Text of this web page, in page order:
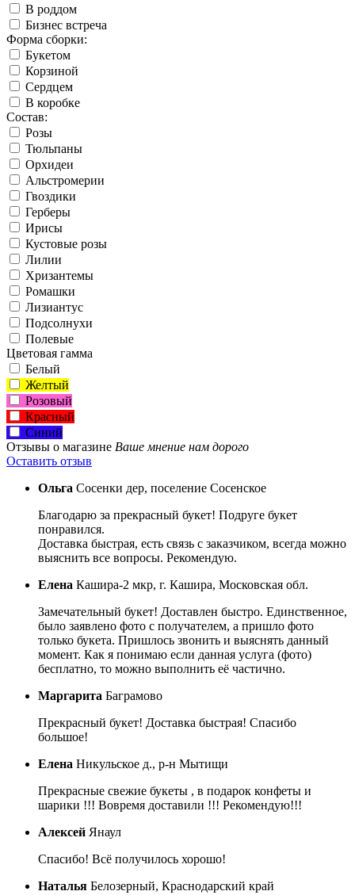
В роддом
Бизнес встреча
Форма сборки:
Букетом
Корзиной
Сердцем
В коробке
Состав:
Розы
Тюльпаны
Орхидеи
Альстромерии
Гвоздики
Герберы
Ирисы
Кустовые розы
Лилии
Хризантемы
Ромашки
Лизиантус
Подсолнухи
Полевые
Цветовая гамма
Белый
Желтый
Розовый
Красный
Синий
Отзывы о магазине Ваше мнение нам дорого
Оставить отзыв
Ольга Сосенки дер, поселение Сосенское
Благодарю за прекрасный букет! Подруге букет
понравился.
Доставка быстрая, есть связь с заказчиком, всегда можно
выяснить все вопросы. Рекомендую.
Елена Кашира-2 мкр, г. Кашира, Московская обл.
Замечательный букет! Доставлен быстро. Единственное,
было заявлено фото с получателем, а пришло фото
только букета. Пришлось звонить и выяснять данный
момент. Как я понимаю если данная услуга (фото)
бесплатно, то можно выполнить её частично.
Маргарита Баграмово
Прекрасный букет! Доставка быстрая! Спасибо
большое!
Елена Никульское д., р-н Мытищи
Прекрасные свежие букеты , в подарок конфеты и
шарики !!! Вовремя доставили !!! Рекомендую!!!
Алексей Янаул
Спасибо! Всё получилось хорошо!
Наталья Белозерный, Краснодарский край